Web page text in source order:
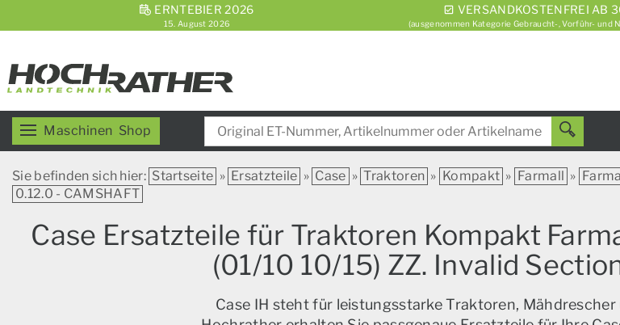
ERNTEBIER 2026
15. August 2026
VERSANDKOSTENFREI AB
(ausgenommen Kategorie Gebraucht-, Vorführ- und
Maschinen Shop
Sie befinden sich hier: Startseite » Ersatzteile » Case » Traktoren » Kompakt » Farmall »
0.12.0 - CAMSHAFT
Case Ersatzteile für Traktoren Kompakt
(01/10 10/15) ZZ. Invalid
Case IH steht für leistungsstarke Traktoren,